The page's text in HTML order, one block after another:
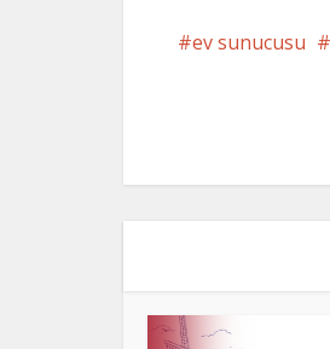
ev sunucusu